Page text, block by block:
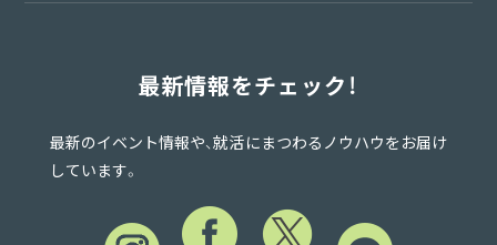
最新情報をチェック！
最新のイベント情報や、就活にまつわるノウハウをお届け
しています。